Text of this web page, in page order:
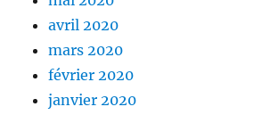
avril 2020
mars 2020
février 2020
janvier 2020